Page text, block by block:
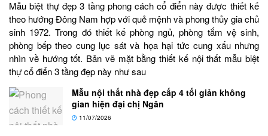
Mẫu biệt thự đẹp 3 tầng phong cách cổ điển này được thiết kế
theo hướng Đông Nam hợp với quẻ mệnh và phong thủy gia chủ
sinh 1972. Trong đó thiết kế phòng ngủ, phòng tắm vệ sinh,
phòng bếp theo cung lục sát và họa hại tức cung xấu nhưng
nhìn về hướng tốt. Bản vẽ mặt bằng thiết kế nội thất mẫu biệt
thự cổ điển 3 tầng đẹp này như sau
Mẫu nội thất nhà đẹp cấp 4 tối giản không
gian hiện đại chị Ngân
11/07/2026